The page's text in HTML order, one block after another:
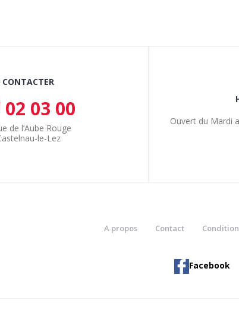
CONTACTER
02 03 00
de l’Aube Rouge
le-Lez
Ouvert du Mardi
A propos Contact
Facebook